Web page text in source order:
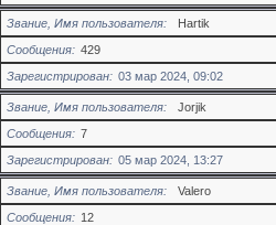
Звание, Имя пользователя
Hartik
Сообщения
429
Зарегистрирован
03 мар 2024, 09:02
Звание, Имя пользователя
Jorjik
Сообщения
7
Зарегистрирован
05 мар 2024, 13:27
Звание, Имя пользователя
Valero
Сообщения
12